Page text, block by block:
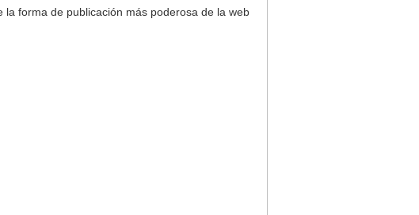
forma de publicación más poderosa de la web